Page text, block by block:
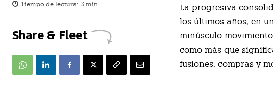
Tiempo de lectura: 3 min.
Share & Fleet
La progresiva
los últimos años, en
minúsculo
como más que
fusiones, compras y